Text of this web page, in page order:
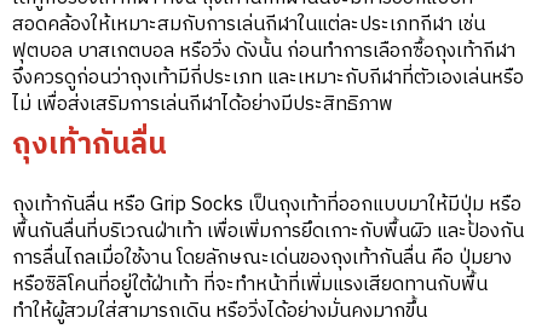
สอดคล้องให้เหมาะสมกับการเล่นกีฬาในแต่ละประเภทกีฬา เช่น
ฟุตบอล บาสเกตบอล หรือวิ่ง ดังนั้น ก่อนทำการเลือกซื้อถุงเท้ากีฬา
จึงควรดูก่อนว่าถุงเท้ามีกี่ประเภท และเหมาะกับกีฬาที่ตัวเองเล่นหรือ
ไม่ เพื่อส่งเสริมการเล่นกีฬาได้อย่างมีประสิทธิภาพ
ถุงเท้ากันลื่น
ถุงเท้ากันลื่น หรือ Grip Socks เป็นถุงเท้าที่ออกแบบมาให้มีปุ่ม หรือ
พื้นกันลื่นที่บริเวณฝ่าเท้า เพื่อเพิ่มการยึดเกาะกับพื้นผิว และป้องกัน
การลื่นไถลเมื่อใช้งาน โดยลักษณะเด่นของถุงเท้ากันลื่น คือ ปุ่มยาง
หรือซิลิโคนที่อยู่ใต้ฝ่าเท้า ที่จะทำหน้าที่เพิ่มแรงเสียดทานกับพื้น
ทำให้ผู้สวมใส่สามารถเดิน หรือวิ่งได้อย่างมั่นคงมากขึ้น